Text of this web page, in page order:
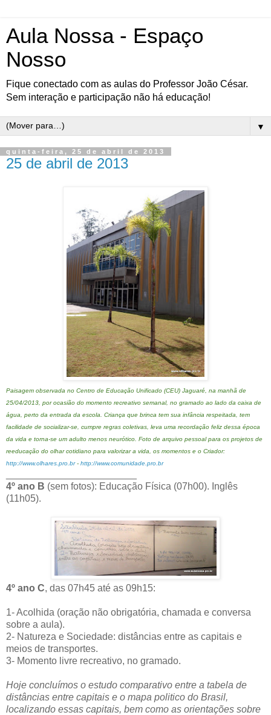
Aula Nossa - Espaço
Nosso
Fique conectado com as aulas do Professor João César.
Sem interação e participação não há educação!
▼
quinta-feira, 25 de abril de 2013
25 de abril de 2013
Paisagem observada no Centro de Educação Unificado (CEU) Jaguaré, na manhã de
25/04/2013, por ocasião do momento recreativo semanal, no gramado ao lado da caixa de
água, perto da entrada da escola. Criança que brinca tem sua infância respeitada, tem
facilidade de socializar-se, cumpre regras coletivas, leva uma recordação feliz dessa época
da vida e torna-se um adulto menos neurótico. Foto de arquivo pessoal para os projetos de
reeducação do olhar cotidiano para valorizar a vida, os momentos e o Criador:
http://www.olhares.pro.br- http://www.comunidade.pro.br
4º ano B (sem fotos): Educação Física (07h00). Inglês
(11h05).
4º ano C, das 07h45 até as 09h15:
1- Acolhida (oração não obrigatória, chamada e conversa
sobre a aula).
2- Natureza e Sociedade: distâncias entre as capitais e
meios de transportes.
3- Momento livre recreativo, no gramado.
Hoje concluímos o estudo comparativo entre a tabela de
distâncias entre capitais e o mapa politico do Brasil,
localizando essas capitais, bem como as orientações sobre